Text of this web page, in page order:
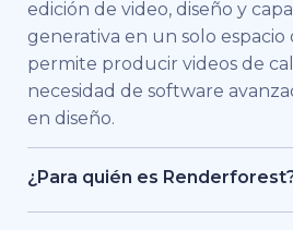
edición de video, diseño y
generativa en un solo espacio
permite producir videos de
necesidad de software
en diseño.
¿Para quién es
Renderforest está pensado